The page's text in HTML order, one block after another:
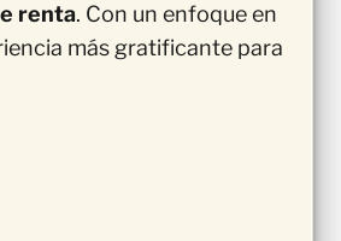
renta. Con un enfoque en
más gratificante para